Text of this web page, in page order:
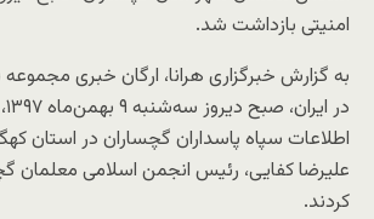
امنیتی بازداشت شد.
به گزارش خبرگزاری هرانا، ارگان خبری
اطلاعات سپاه پاسداران گچساران در استان
علیرضا کفایی، رئیس انجمن اسلامی معلمان
کردند.